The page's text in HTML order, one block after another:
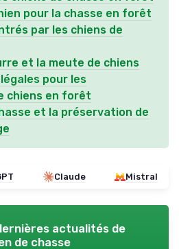
pour la chasse en forêt
par les chiens de
et la meute de chiens
pour les
chiens en forêt
et la préservation de
Claude Mistral
actualités de
de chasse